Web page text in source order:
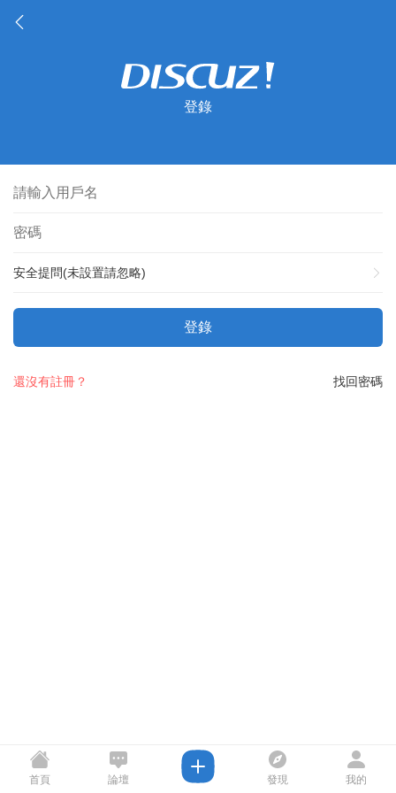
登錄
安全提問(未設置請忽略)
登錄
找回密碼
還沒有註冊？
首頁 論壇 發現 我的